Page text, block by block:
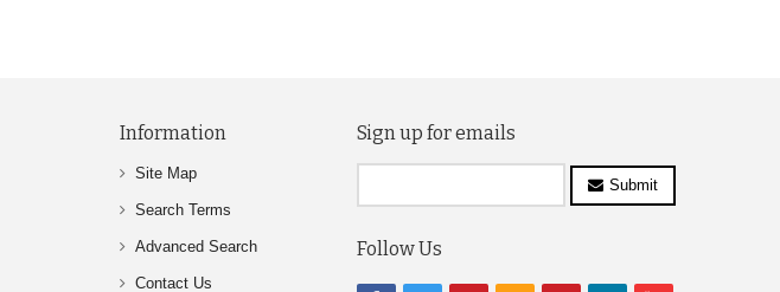
Information
Site Map
Search Terms
Advanced Search
Contact Us
Sign up for emails
Submit
Follow Us